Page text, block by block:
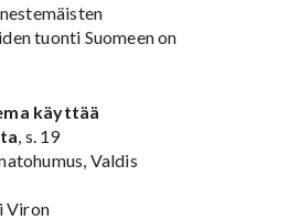
tuonti Suomeen on
käyttää
, s. 19
Valdis
Viron